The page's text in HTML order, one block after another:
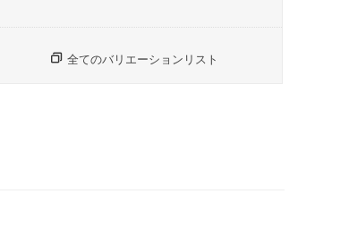
全てのバリエーションリスト